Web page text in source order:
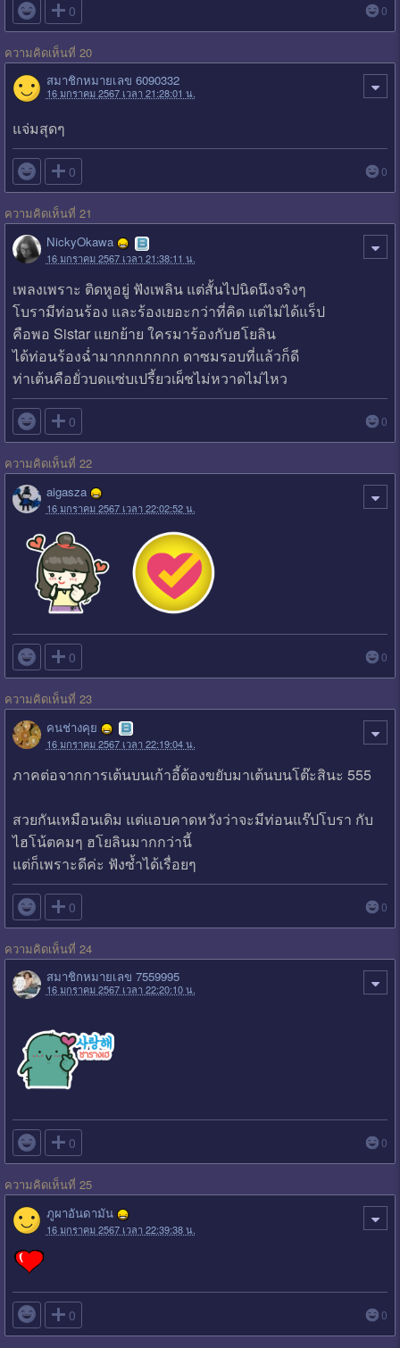
 0 0
ความคิดเห็นที่ 20
สมาชิกหมายเลข 6090332
16 มกราคม 2567 เวลา 21:28:01 น.
แจ่มสุดๆ
 0 0
ความคิดเห็นที่ 21
NickyOkawa
16 มกราคม 2567 เวลา 21:38:11 น.
เพลงเพราะ ติดหูอยู่ ฟังเพลิน แต่สั้นไปนิดนึงจริงๆ
โบรามีท่อนร้อง และร้องเยอะกว่าที่คิด แต่ไม่ได้แร็ป
คือพอ Sistar แยกย้าย ใครมาร้องกับฮโยลิน
ได้ท่อนร้องฉ่ำมากกกกกกก ดาซมรอบที่แล้วก็ดี
ท่าเต้นคือยั่วบดแซ่บเปรี้ยวเผ็ชไม่หวาดไม่ไหว
 0 0
ความคิดเห็นที่ 22
aigasza
16 มกราคม 2567 เวลา 22:02:52 น.
 0 0
ความคิดเห็นที่ 23
คนช่างคุย
16 มกราคม 2567 เวลา 22:19:04 น.
ภาคต่อจากการเต้นบนเก้าอี้ต้องขยับมาเต้นบนโต๊ะสินะ 555
สวยกันเหมือนเดิม แต่แอบคาดหวังว่าจะมีท่อนแร๊ปโบรา กับ
ไฮโน้ตคมๆ ฮโยลินมากกว่านี้
แต่ก็เพราะดีค่ะ ฟังซ้ำได้เรื่อยๆ
 0 0
ความคิดเห็นที่ 24
สมาชิกหมายเลข 7559995
16 มกราคม 2567 เวลา 22:20:10 น.
 0 0
ความคิดเห็นที่ 25
ภูผาอันดามัน
16 มกราคม 2567 เวลา 22:39:38 น.
 0 0